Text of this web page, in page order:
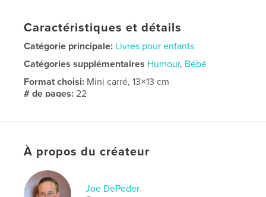
Caractéristiques et détails
Catégorie principale: Livres pour enfants
Catégories supplémentaires Humour, Bébé
Format choisi: Mini carré, 13×13 cm
# de pages:22
Langue English
À propos du créateur
Joe DePeder